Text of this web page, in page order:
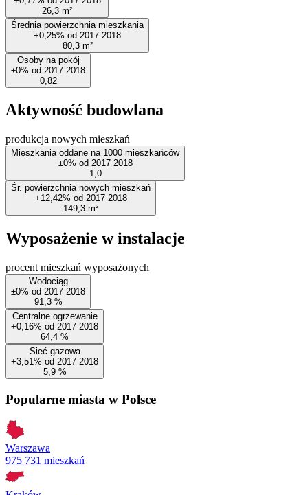
26,3 m²
Średnia powierzchnia mieszkania
+0,25% od 2017 2018
80,3 m²
Osoby na pokój
±0% od 2017 2018
0,82
Aktywność budowlana
produkcja nowych mieszkań
Mieszkania oddane na 1000 mieszkańców
±0% od 2017 2018
1,0
Śr. powierzchnia nowych mieszkań
+12,42% od 2017 2018
149,3 m²
Wyposażenie w instalacje
procent mieszkań wyposażonych
Wodociąg
±0% od 2017 2018
91,3 %
Centralne ogrzewanie
+0,16% od 2017 2018
64,4 %
Sieć gazowa
+3,51% od 2017 2018
5,9 %
Popularne miasta w Polsce
Warszawa
975 731 mieszkań